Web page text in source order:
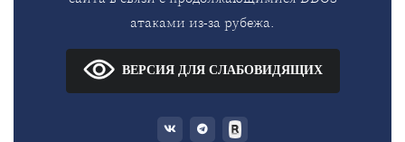
атаками из-за рубежа.
ВЕРСИЯ ДЛЯ СЛАБОВИДЯЩИХ